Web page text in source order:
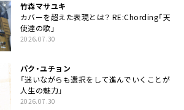
竹森マサユキ
カバーを超えた表現とは？ RE:Chording「天
使達の歌」
2026.07.30
パク・ユチョン
「迷いながらも選択をして進んでいくことが
人生の魅力」
2026.07.30